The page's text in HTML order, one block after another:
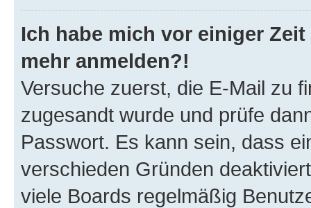
Ich habe mich vor einiger
mehr anmelden?!
Versuche zuerst, die E-Mail zu
zugesandt wurde und prüfe
Passwort. Es kann sein, dass
verschieden Gründen
viele Boards regelmäßig